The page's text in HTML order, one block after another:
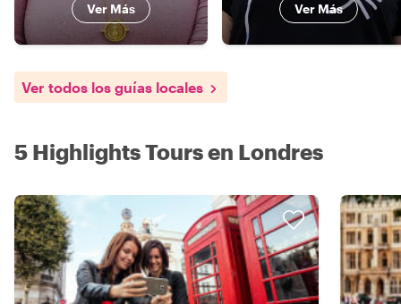
Ver Más Ver Más
Ver todos los guías locales
5 Highlights Tours en Londres